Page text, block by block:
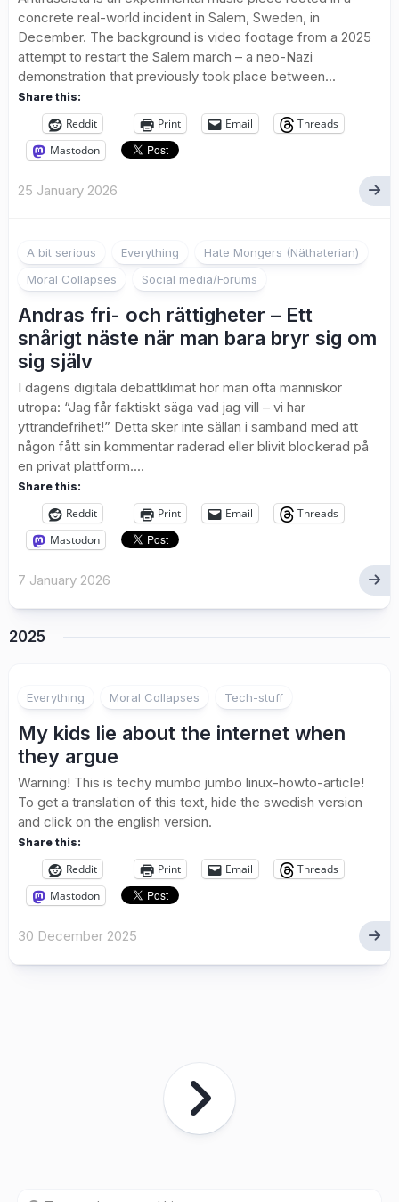
concrete real-world incident in Salem, Sweden, in
December. The background is video footage from a 2025
attempt to restart the Salem march – a neo-Nazi
demonstration that previously took place between...
Share this:
Reddit Print Email
Threads
Mastodon
25 January 2026
A bit serious Everything
Hate Mongers (Näthaterian)
Moral Collapses
Social media/Forums
Andras fri- och rättigheter – Ett
snårigt näste när man bara bryr sig om
sig själv
I dagens digitala debattklimat hör man ofta människor
utropa: “Jag får faktiskt säga vad jag vill – vi har
yttrandefrihet!” Detta sker inte sällan i samband med att
någon fått sin kommentar raderad eller blivit blockerad på
en privat plattform....
Share this:
Reddit Print Email
Threads
Mastodon
7 January 2026
2025
Everything Moral Collapses Tech-stuff
My kids lie about the internet when
they argue
Warning! This is techy mumbo jumbo linux-howto-article!
To get a translation of this text, hide the swedish version
and click on the english version.
Share this:
Reddit Print Email
Threads
Mastodon
30 December 2025